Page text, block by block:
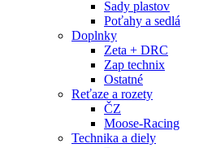
Sady plastov
Poťahy a sedlá
Doplnky
Zeta + DRC
Zap technix
Ostatné
Reťaze a rozety
ČZ
Moose-Racing
Technika a diely